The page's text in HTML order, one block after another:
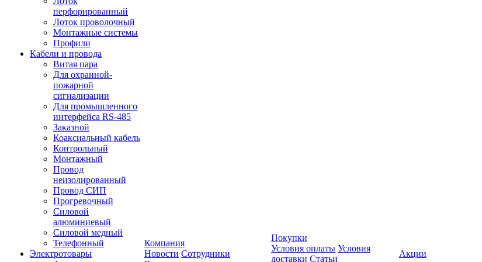
перфорированный
Лоток проволочный
Монтажные системы
Профили
Кабели и провода
Витая пара
Для охранной-
пожарной
сигнализации
Для промышленного
интерфейса RS-485
Заказной
Коаксиальный кабель
Контрольный
Монтажный
Провод
неизолированный
Провод СИП
Прогревочный
Силовой
алюминиевый
Силовой медный
Телефонный
Электротовары
Компания
Новости Сотрудники
Покупки
Условия оплаты Условия
доставки Статьи
Акции